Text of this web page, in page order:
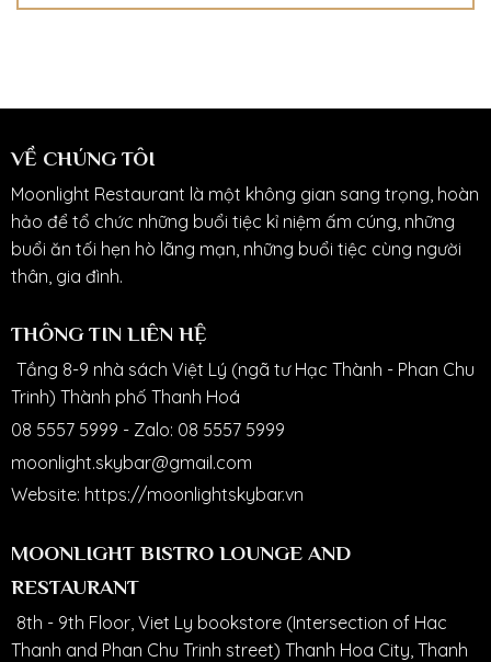
VỀ CHÚNG TÔI
Moonlight Restaurant là một không gian sang trọng, hoàn
hảo để tổ chức những buổi tiệc kỉ niệm ấm cúng, những
buổi ăn tối hẹn hò lãng mạn, những buổi tiệc cùng người
thân, gia đình.
THÔNG TIN LIÊN HỆ
Tầng 8-9 nhà sách Việt Lý (ngã tư Hạc Thành - Phan Chu
Trinh) Thành phố Thanh Hoá
08 5557 5999 - Zalo: 08 5557 5999
moonlight.skybar@gmail.com
Website: https://moonlightskybar.vn
MOONLIGHT BISTRO LOUNGE AND
RESTAURANT
8th - 9th Floor, Viet Ly bookstore (Intersection of Hac
Thanh and Phan Chu Trinh street) Thanh Hoa City, Thanh